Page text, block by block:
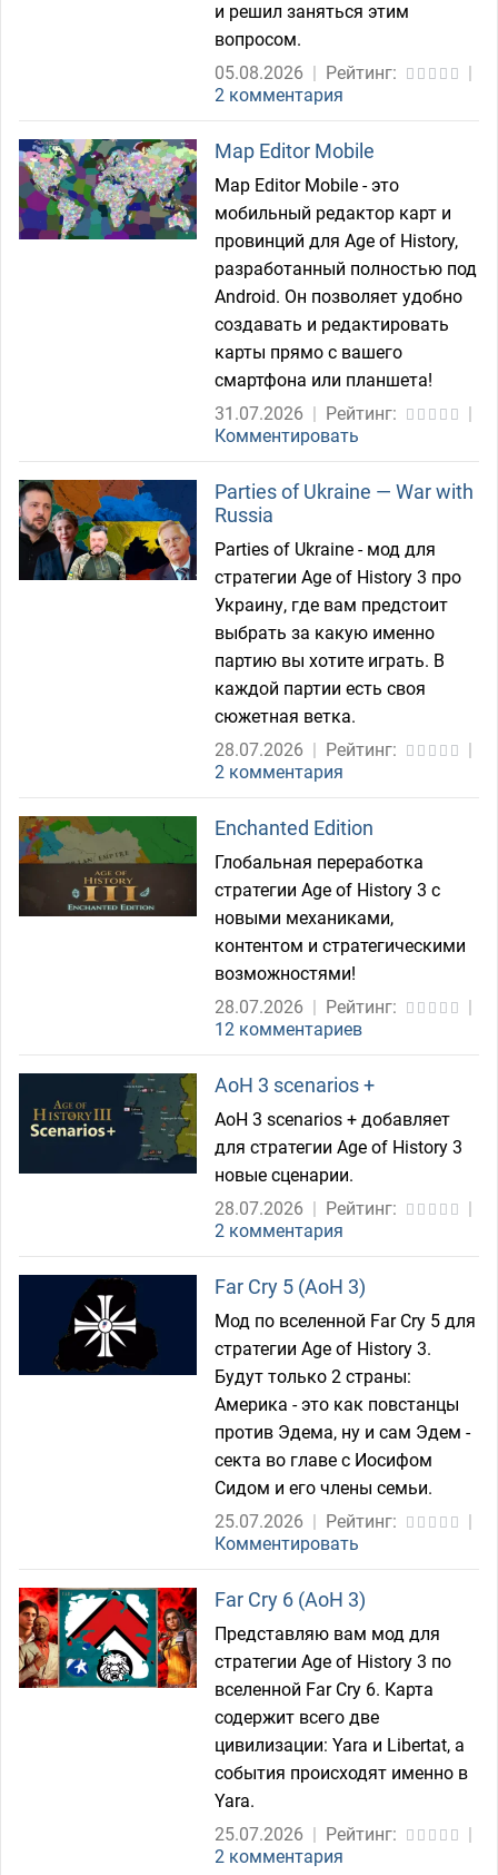
и решил заняться этим
вопросом.
05.08.2026 | Рейтинг:
|
2 комментария
Map Editor Mobile
Map Editor Mobile - это
мобильный редактор карт и
провинций для Age of History,
разработанный полностью под
Android. Он позволяет удобно
создавать и редактировать
карты прямо с вашего
смартфона или планшета!
31.07.2026 | Рейтинг:
|
Комментировать
Parties of Ukraine — War with
Russia
Parties of Ukraine - мод для
стратегии Age of History 3 про
Украину, где вам предстоит
выбрать за какую именно
партию вы хотите играть. В
каждой партии есть своя
сюжетная ветка.
28.07.2026 | Рейтинг:
|
2 комментария
Enchanted Edition
Глобальная переработка
стратегии Age of History 3 с
новыми механиками,
контентом и стратегическими
возможностями!
28.07.2026 | Рейтинг:
|
12 комментариев
AoH 3 scenarios +
AoH 3 scenarios + добавляет
для стратегии Age of History 3
новые сценарии.
28.07.2026 | Рейтинг:
|
2 комментария
Far Cry 5 (AoH 3)
Мод по вселенной Far Cry 5 для
стратегии Age of History 3.
Будут только 2 страны:
Америка - это как повстанцы
против Эдема, ну и сам Эдем -
секта во главе с Иосифом
Сидом и его члены семьи.
25.07.2026 | Рейтинг:
|
Комментировать
Far Cry 6 (AoH 3)
Представляю вам мод для
стратегии Age of History 3 по
вселенной Far Cry 6. Карта
содержит всего две
цивилизации: Yara и Libertat, а
события происходят именно в
Yara.
25.07.2026 | Рейтинг:
|
2 комментария